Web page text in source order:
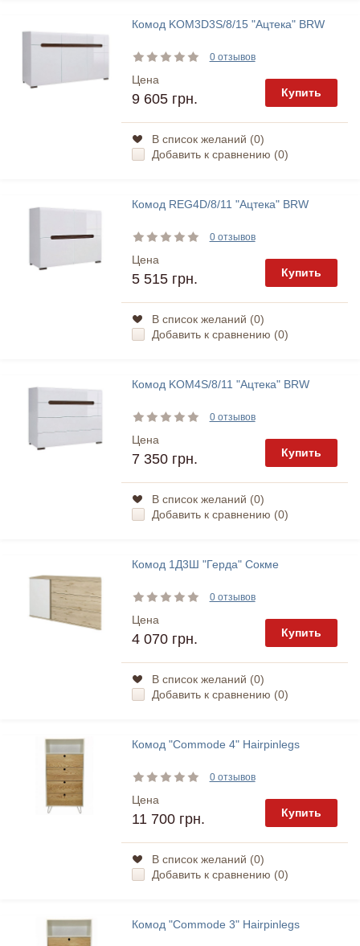
Комод KOM3D3S/8/15 "Ацтека" BRW
0 отзывов
Цена
9 605 грн. Купить
В список желаний (0)
Добавить к сравнению (0)
Комод REG4D/8/11 "Ацтека" BRW
0 отзывов
Цена
5 515 грн. Купить
В список желаний (0)
Добавить к сравнению (0)
Комод KOM4S/8/11 "Ацтека" BRW
0 отзывов
Цена
7 350 грн. Купить
В список желаний (0)
Добавить к сравнению (0)
Комод 1Д3Ш "Герда" Сокме
0 отзывов
Цена
4 070 грн. Купить
В список желаний (0)
Добавить к сравнению (0)
Комод "Commode 4" Hairpinlegs
0 отзывов
Цена
11 700 грн. Купить
В список желаний (0)
Добавить к сравнению (0)
Комод "Commode 3" Hairpinlegs